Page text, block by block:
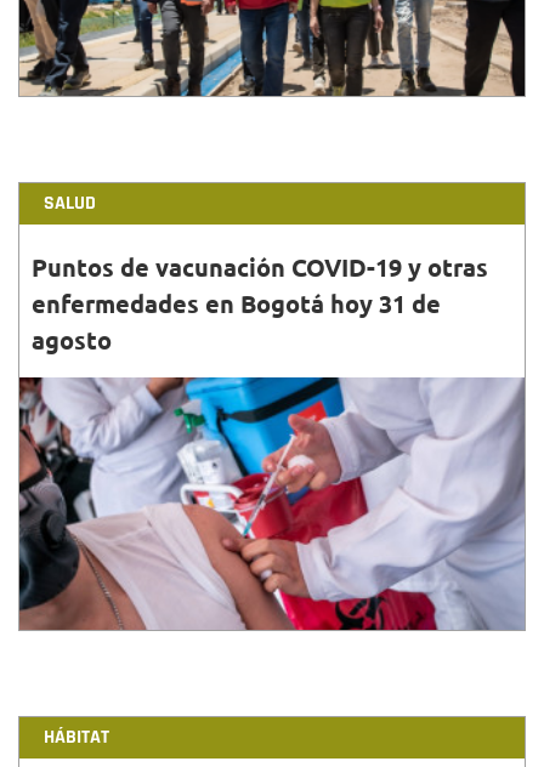
SALUD
Puntos de vacunación COVID-19 y otras
enfermedades en Bogotá hoy 31 de
agosto
31•AGO•2024
Aquí te compartimos los puntos y horarios
habilitados para vacunación contra COVID -19 para el
31 de agosto en Bogotá.
HÁBITAT